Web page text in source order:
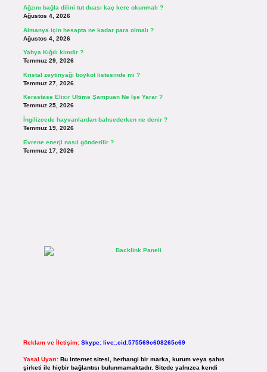
Ağzını bağla dilini tut duası kaç kere okunmalı ?
Ağustos 4, 2026
Almanya için hesapta ne kadar para olmalı ?
Ağustos 4, 2026
Yahya Kığılı kimdir ?
Temmuz 29, 2026
Kristal zeytinyağı boykot listesinde mi ?
Temmuz 27, 2026
Kerastase Elixir Ultime Şampuan Ne İşe Yarar ?
Temmuz 25, 2026
İngilizcede hayvanlardan bahsederken ne denir ?
Temmuz 19, 2026
Evrene enerji nasıl gönderilir ?
Temmuz 17, 2026
Reklam ve İletişim: Skype: live:.cid.575569c608265c69
Yasal Uyarı: Bu internet sitesi, herhangi bir marka, kurum veya şahıs
şirketi ile hiçbir bağlantısı bulunmamaktadır. Sitede yalnızca kendi